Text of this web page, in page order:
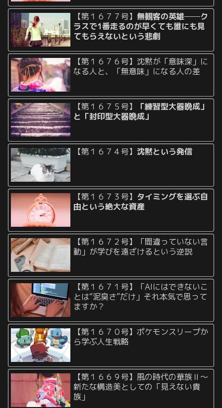
【第１６７７号】 無観客の英雄──ク
ラスで1番走るのが早くても誰にも見
てもらえないという悲劇
【第１６７６号】沈黙が「意味深」に
なる人と、「無意味」になる人の差
【第１６７５号】
「練習型大器晩成」
と「封印型大器晩成」
【第１６７４号】 沈黙という発信
【第１６７３号】 タイミングを選ぶ自
由という絶大な資産
【第１６７２号】「間違っていない言
動」が学びを遠ざけるという逆説
【第１６７１号】「AIにはできないこ
とは“泥臭さ”だけ」それ本気で思って
ますか？
【第１６７０号】ポケモンスリープか
ら学ぶ人生戦略
【第１６６９号】風の時代の華族Ⅱ〜
新たな構造美としての「見えない貴
族」